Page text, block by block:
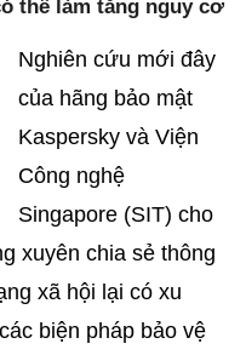
thể làm tăng nguy cơ
Nghiên cứu mới đây
của hãng bảo mật
Kaspersky và Viện
Công nghệ
Singapore (SIT) cho
xuyên chia sẻ thông
xã hội lại có xu
biện pháp bảo vệ